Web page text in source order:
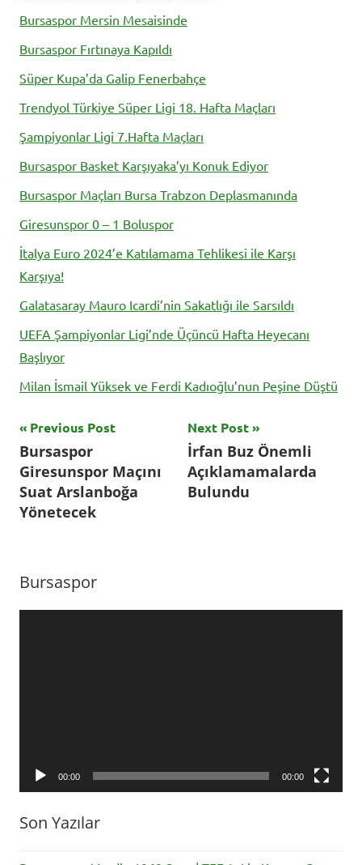
Bursaspor Mersin Mesaisinde
Bursaspor Fırtınaya Kapıldı
Süper Kupa’da Galip Fenerbahçe
Trendyol Türkiye Süper Ligi 18. Hafta Maçları
Şampiyonlar Ligi 7.Hafta Maçları
Bursaspor Basket Karşıyaka’yı Konuk Ediyor
Bursaspor Maçları Bursa Trabzon Deplasmanında
Giresunspor 0 – 1 Boluspor
İtalya Euro 2024’e Katılamama Tehlikesi ile Karşı
Karşıya!
Galatasaray Mauro Icardi’nin Sakatlığı ile Sarsıldı
UEFA Şampiyonlar Ligi’nde Üçüncü Hafta Heyecanı
Başlıyor
Milan İsmail Yüksek ve Ferdi Kadıoğlu’nun Peşine Düştü
Tagged
with
Bursadaspor,
Bursaspor,
Sedat
Yazı
gezinmesi
Previous Post
Bursaspor
Giresunspor Maçını
Suat Arslanboğa
Yönetecek
Next Post
İrfan Buz Önemli
Açıklamamalarda
Bulundu
Bursaspor
00:00 00:00
Son Yazılar